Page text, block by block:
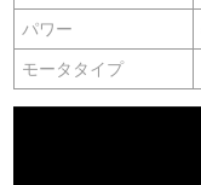
パワー
モータタイプ